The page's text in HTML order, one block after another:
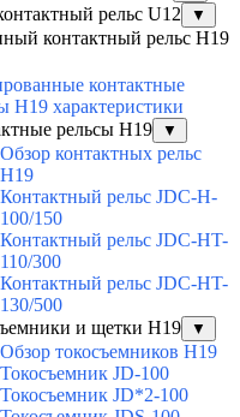
рельс U12 ▼
контактный рельс Н19
контактные
Н19 характеристики
рельсы H19
▼
Обзор контактных рельс
H19
Контактный рельс JDC-H-
100/150
Контактный рельс JDC-HT-
110/300
Контактный рельс JDC-HT-
130/500
и щетки H19
▼
Обзор токосъемников H19
Токосъемник JD-100
Токосъемник JD*2-100